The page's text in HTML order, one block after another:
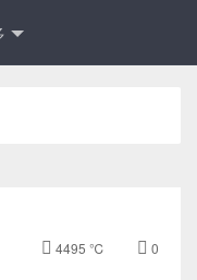
 4495 ℃  0